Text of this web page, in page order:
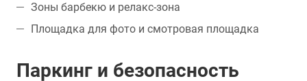
Зоны барбекю и релакс-зона
Площадка для фото и смотровая площадка
Паркинг и безопасность